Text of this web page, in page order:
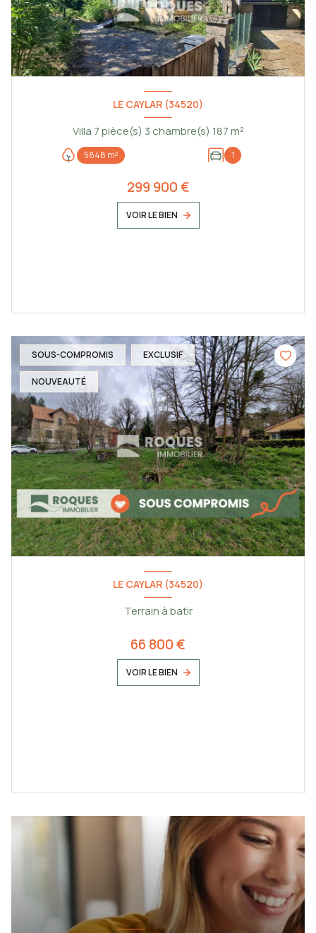
LE CAYLAR (34520)
Villa 7 pièce(s) 3 chambre(s) 187 m²
5848 m² 1
299 900 €
VOIR LE BIEN
SOUS-COMPROMIS EXCLUSIF
NOUVEAUTÉ
LE CAYLAR (34520)
Terrain à batir
66 800 €
VOIR LE BIEN